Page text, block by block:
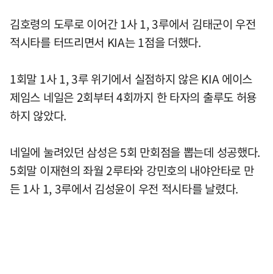
김호령의 도루로 이어간 1사 1, 3루에서 김태군이 우전
적시타를 터뜨리면서 KIA는 1점을 더했다.
1회말 1사 1, 3루 위기에서 실점하지 않은 KIA 에이스
제임스 네일은 2회부터 4회까지 한 타자의 출루도 허용
하지 않았다.
네일에 눌려있던 삼성은 5회 만회점을 뽑는데 성공했다.
5회말 이재현의 좌월 2루타와 강민호의 내야안타로 만
든 1사 1, 3루에서 김성윤이 우전 적시타를 날렸다.